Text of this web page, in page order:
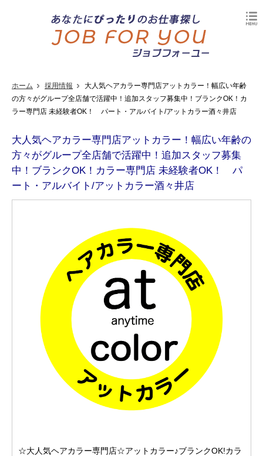
ホーム 採用情報
大人気ヘアカラー専門店アットカラー！幅広い年齢
の方々がグループ全店舗で活躍中！追加スタッフ募集中！ブランクOK！カ
ラー専門店 未経験者OK！ パート・アルバイト/アットカラー酒々井店
大人気ヘアカラー専門店アットカラー！幅広い年齢の
方々がグループ全店舗で活躍中！追加スタッフ募集
中！ブランクOK！カラー専門店 未経験者OK！ パ
ート・アルバイト/アットカラー酒々井店
☆大人気ヘアカラー専門店☆アットカラー♪ブランクOK!カラ